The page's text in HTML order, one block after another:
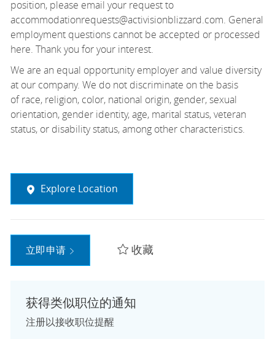
position, please email your request to
accommodationrequests@activisionblizzard.com. General
employment questions cannot be accepted or processed
here. Thank you for your interest.
We are an equal opportunity employer and value diversity
at our company. We do not discriminate on the basis
of race, religion, color, national origin, gender, sexual
orientation, gender identity, age, marital status, veteran
status, or disability status, among other characteristics.
Explore Location
立即申请 收藏
获得类似职位的通知
注册以接收职位提醒